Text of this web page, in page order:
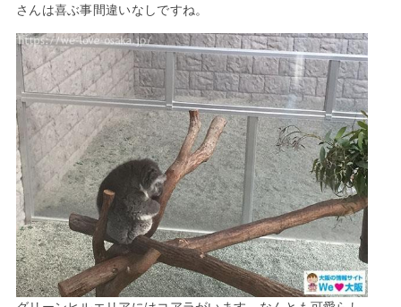
さんは喜ぶ事間違いなしですね。